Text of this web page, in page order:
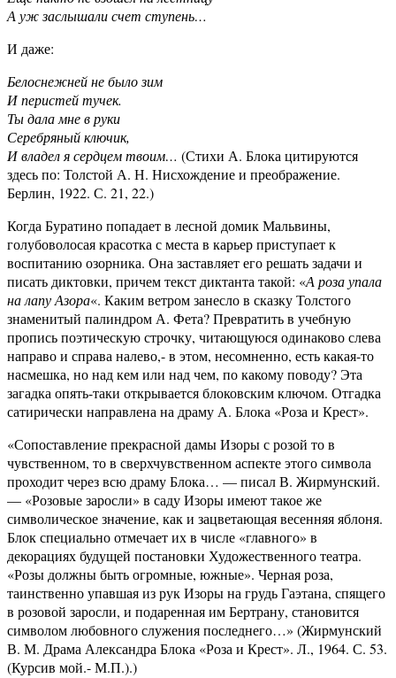
А уж заслышали счет ступень…
И даже:
Белоснежней не было зим
И перистей тучек.
Ты дала мне в руки
Серебряный ключик,
И владел я сердцем твоим… (Стихи А. Блока цитируются
здесь по: Толстой А. Н. Нисхождение и преображение.
Берлин, 1922. С. 21, 22.)
Когда Буратино попадает в лесной домик Мальвины,
голубоволосая красотка с места в карьер приступает к
воспитанию озорника. Она заставляет его решать задачи и
писать диктовки, причем текст диктанта такой: «А роза упала
на лапу Азора«. Каким ветром занесло в сказку Толстого
знаменитый палиндром А. Фета? Превратить в учебную
пропись поэтическую строчку, читающуюся одинаково слева
направо и справа налево,- в этом, несомненно, есть какая-то
насмешка, но над кем или над чем, по какому поводу? Эта
загадка опять-таки открывается блоковским ключом. Отгадка
сатирически направлена на драму А. Блока «Роза и Крест».
«Сопоставление прекрасной дамы Изоры с розой то в
чувственном, то в сверхчувственном аспекте этого символа
проходит через всю драму Блока… — писал В. Жирмунский.
— «Розовые заросли» в саду Изоры имеют такое же
символическое значение, как и зацветающая весенняя яблоня.
Блок специально отмечает их в числе «главного» в
декорациях будущей постановки Художественного театра.
«Розы должны быть огромные, южные». Черная роза,
таинственно упавшая из рук Изоры на грудь Гаэтана, спящего
в розовой заросли, и подаренная им Бертрану, становится
символом любовного служения последнего…» (Жирмунский
В. М. Драма Александра Блока «Роза и Крест». Л., 1964. С. 53.
(Курсив мой.- М.П.).)